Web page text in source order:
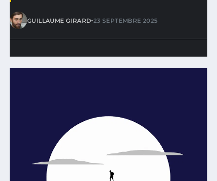
GUILLAUME GIRARD•23 SEPTEMBRE 2025